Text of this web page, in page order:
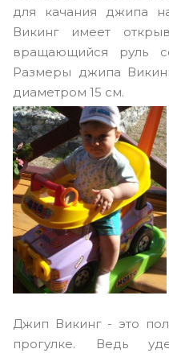
для качания джипа
Викинг имеет
вращающийся руль
Размеры джипа
диаметром 15 см.
Джип Викинг - это
прогулке. Ведь